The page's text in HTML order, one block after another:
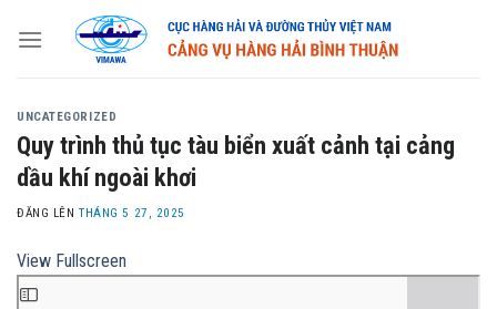
UNCATEGORIZED
Quy trình thủ tục tàu biển xuất cảnh tại cảng
dầu khí ngoài khơi
ĐĂNG LÊNTHÁNG 5 27, 2025
View Fullscreen